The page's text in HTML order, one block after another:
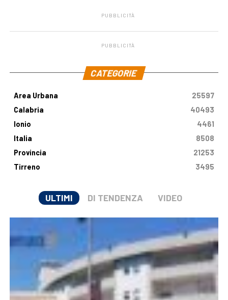
PUBBLICITÀ
PUBBLICITÀ
CATEGORIE
Area Urbana
25597
Calabria
40493
Ionio
4461
Italia
8508
Provincia
21253
Tirreno
3495
ULTIMI DI TENDENZA VIDEO